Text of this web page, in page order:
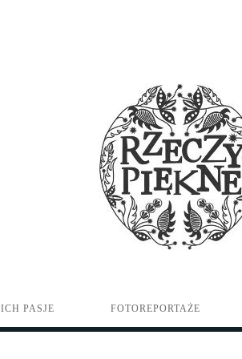
PASJE FOTOREPORTAŻE